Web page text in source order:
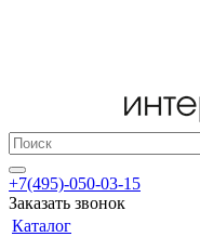
+7(495)-050-03-15
Заказать звонок
Каталог